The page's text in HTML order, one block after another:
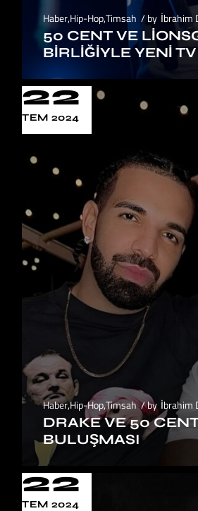
Haber,Hip-Hop,Timsah by İbrahim
50 CENT VE
BIRLIĞIYLE YENI
22
TEM 2024
Haber,Hip-Hop,Timsah by İbrahim
DRAKE VE 50
BULUŞMASI
22
TEM 2024